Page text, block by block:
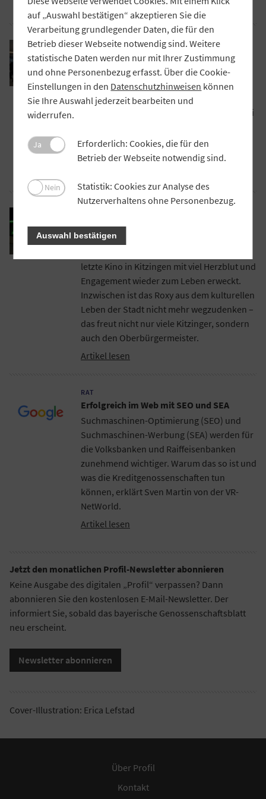
Artikel lesen
PRAXIS
Ein neuer Spirit in der Bank
Vorstand und Mitarbeiter der
Raiffeisenbank Roth-Schwabach haben
gemeinsam an der Zukunft des Hauses
gearbeitet – und sich dabei einiges auch bei
die nackten Zahlen, sondern stärkt auch
den Zusammenhalt.
Nach zwölf Jahren Pause haben eine
letzte Kino in Kitzingen mit viel Herzblut und
Engagement wieder zum Leben erweckt.
Inzwischen ist das Roxy aus dem kulturellen
Leben der Stadt nicht mehr wegzudenken –
das freut nicht nur viele Kitzinger, sondern
auch den Oberbürgermeister.
Artikel lesen
RAT
Erfolgreich im Web mit SEO und SEA
Suchmaschinen-Optimierung (SEO) und
Suchmaschinen-Werbung (SEA) werden für
die Volksbanken und Raiffeisenbanken
zunehmend wichtiger. Warum das so ist und
was die Kreditgenossenschaften tun
können, erklärt Sven Martin von der VR-
NetWorld.
Artikel lesen
Jetzt den monatlichen Profil-Newsletter abonnieren
Keine Ausgabe des digitalen „Profil“ verpassen? Dann
abonnieren Sie den kostenlosen E-Mail-Newsletter. Der
informiert Sie, sobald das bayerische Genossenschaftsblatt
neu erscheint.
Newsletter abonnieren
Cover-Illustration: Erica Lefstad
Über Profil
Kontakt
auf „Auswahl bestätigen“ akzeptieren Sie die
Verarbeitung grundlegender Daten, die für den
Betrieb dieser Webseite notwendig sind. Weitere
statistische Daten werden nur mit Ihrer Zustimmung
und ohne Personenbezug erfasst. Über die Cookie-
Einstellungen in den Datenschutzhinweisen können
Sie Ihre Auswahl jederzeit bearbeiten und
widerrufen.
Ja
Erforderlich: Cookies, die für den
Betrieb der Webseite notwendig sind.
Nein
Statistik: Cookies zur Analyse des
Nutzerverhaltens ohne Personenbezug.
Auswahl bestätigen